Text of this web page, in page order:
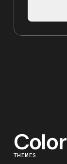
Color
THEMES